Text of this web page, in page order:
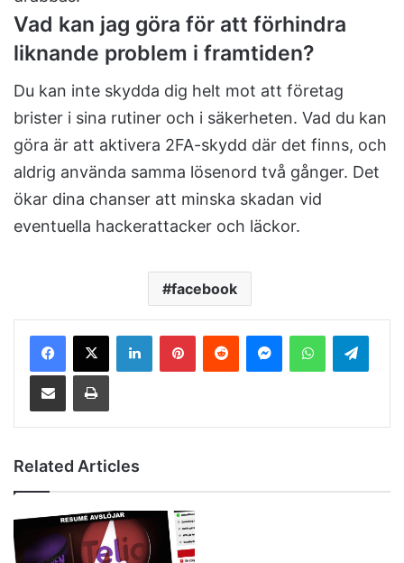
Vad kan jag göra för att förhindra
liknande problem i framtiden?
Du kan inte skydda dig helt mot att företag
brister i sina rutiner och i säkerheten. Vad du kan
göra är att aktivera 2FA-skydd där det finns, och
aldrig använda samma lösenord två gånger. Det
ökar dina chanser att minska skadan vid
eventuella hackerattacker och läckor.
facebook
Related Articles